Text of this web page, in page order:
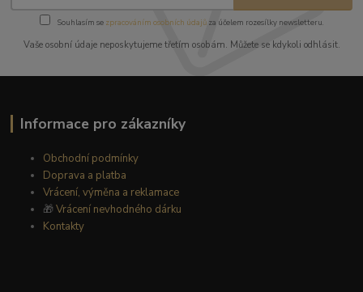
Souhlasím se zpracováním osobních údajůza účelem rozesílky newsletteru.
Vaše osobní údaje neposkytujeme třetím osobám. Můžete se kdykoli odhlásit.
Informace pro zákazníky
Obchodní podmínky
Doprava a platba
Vrácení, výměna a reklamace
🎁Vrácení nevhodného dárku
Kontakty